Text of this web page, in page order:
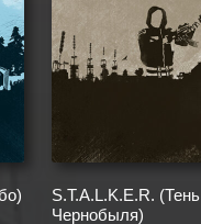
S.T.A.L.K.E.R. (Тень
Чернобыля)